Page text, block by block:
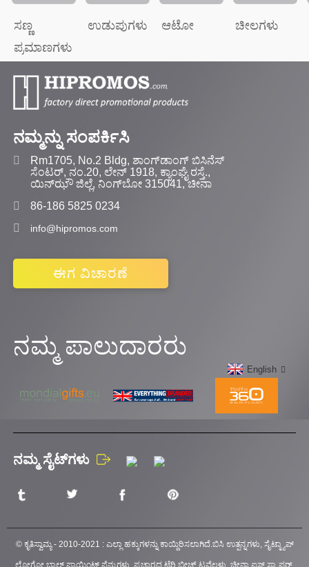
ಸಣ್ಣ
ಪ್ರಮಾಣಗಳು
ಉಡುಪುಗಳು ಆಟೋ ಚೀಲಗಳು
ನಮ್ಮನ್ನು ಸಂಪರ್ಕಿಸಿ
Rm1705, No.2 Bldg, ಶಾಂಗ್‌ಡಾಂಗ್ ಬಿಸಿನೆಸ್
ಸೆಂಟರ್, ನಂ.20, ಲೇನ್ 1918, ಕ್ಯಾಂಘೈ ರಸ್ತೆ.,
ಯಿನ್‌ಝೌ ಜಿಲ್ಲೆ, ನಿಂಗ್‌ಬೋ 315041, ಚೀನಾ
86-186 5825 0234
info@hipromos.com
ಈಗ ವಿಚಾರಣೆ
ನಮ್ಮ ಪಾಲುದಾರರು
English
ನಮ್ಮ ಸೈಟ್‌ಗಳು
© ಕೃತಿಸ್ವಾಮ್ಯ - 2010-2021 : ಎಲ್ಲಾ ಹಕ್ಕುಗಳನ್ನು ಕಾಯ್ದಿರಿಸಲಾಗಿದೆ.ಬಿಸಿ ಉತ್ಪನ್ನಗಳು, ಸೈಟ್ಮ್ಯಾಪ್
ಲೋಗೋ ಬಾಲ್ ಪಾಯಿಂಟ್ ಪೆನ್ನುಗಳು ಪ್ರಚಾರದ ಟೆರ್ರಿ ಬೀಚ್ ಟವೆಲ್ಗಳು ಚೀನಾ ಐಸ್ ಸ್ಕ್ರಾಪರ್,